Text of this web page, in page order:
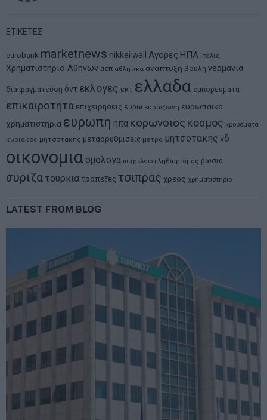
ΕΤΙΚΕΤΕΣ
eurobank marketnews nikkei wall Αγορες ΗΠΑ Ιταλια
Χρηματιστηριο Αθηνων αεπ αθλητικα αναπτυξη βουλη γερμανια
διαπραγματευση δντ εκλογες εκτ ελλαδα εμπορευματα
επικαιροτητα επιχειρησεις ευρω ευρωζωνη ευρωπαικα
χρηματιστηρια ευρωπη ηπα κορωνοιος κοσμος κρουσματα
κυριακος μητσοτακης μεταρρυθμισεις μετρα μητσοτακης νδ
οικονομια ομολογα πετρελαιο πληθωρισμος ρωσια
συριζα τουρκια τραπεζες τσιπρας χρεος χρηματιστηριο
LATEST FROM BLOG